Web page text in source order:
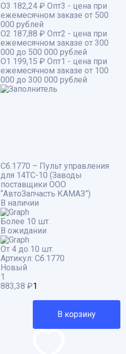
О3 182,24 ₽ Опт3 - цена при
ежемесячном заказе от 500
000 рублей
О2 187,88 ₽ Опт2 - цена при
ежемесячном заказе от 300
000 до 500 000 рублей
О1 199,15 ₽ Опт1 - цена при
ежемесячном заказе от 100
000 до 300 000 рублей
Сб.1770 – Пульт управления
для 14ТС-10 (Заводы
поставщики ООО
“АвтоЗапчасть КАМАЗ”)
В наличии
Более 10 шт.
В ожидании
От 4 до 10 шт.
Артикул: Сб.1770
Новый
1
883,38 ₽
В корзину